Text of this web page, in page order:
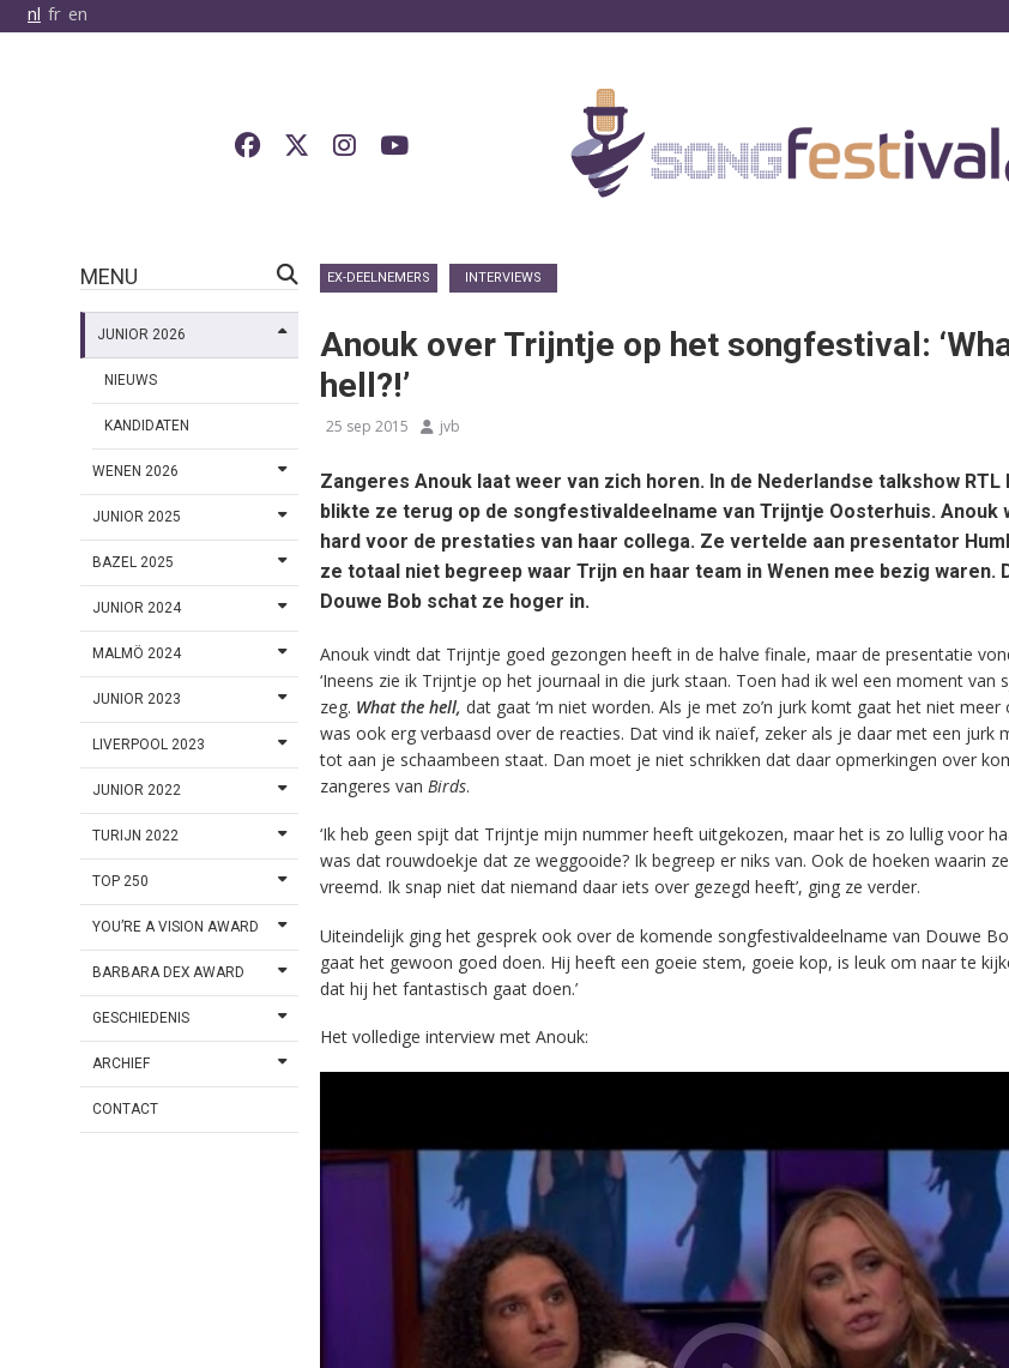
nl fr en
MENU
JUNIOR 2026
NIEUWS
KANDIDATEN
WENEN 2026
JUNIOR 2025
BAZEL 2025
JUNIOR 2024
MALMÖ 2024
JUNIOR 2023
LIVERPOOL 2023
JUNIOR 2022
TURIJN 2022
TOP 250
YOU’RE A VISION AWARD
BARBARA DEX AWARD
GESCHIEDENIS
ARCHIEF
CONTACT
EX-DEELNEMERS INTERVIEWS
Anouk over Trijntje op het songfestival:
hell?!’
25 sep 2015 jvb
Zangeres Anouk laat weer van zich horen. In de Nederlandse talkshow RTL
blikte ze terug op de songfestivaldeelname van Trijntje Oosterhuis. Anouk
hard voor de prestaties van haar collega. Ze vertelde aan presentator
ze totaal niet begreep waar Trijn en haar team in Wenen mee bezig waren.
Douwe Bob schat ze hoger in.
Anouk vindt dat Trijntje goed gezongen heeft in de halve finale, maar de presentatie
‘Ineens zie ik Trijntje op het journaal in die jurk staan. Toen had ik wel een moment van
zeg. What the hell, dat gaat ‘m niet worden. Als je met zo’n jurk komt gaat het niet meer
was ook erg verbaasd over de reacties. Dat vind ik naïef, zeker als je daar met een jurk
tot aan je schaambeen staat. Dan moet je niet schrikken dat daar opmerkingen over
zangeres van Birds.
‘Ik heb geen spijt dat Trijntje mijn nummer heeft uitgekozen, maar het is zo lullig voor
was dat rouwdoekje dat ze weggooide? Ik begreep er niks van. Ook de hoeken waarin
vreemd. Ik snap niet dat niemand daar iets over gezegd heeft’, ging ze verder.
Uiteindelijk ging het gesprek ook over de komende songfestivaldeelname van Douwe
gaat het gewoon goed doen. Hij heeft een goeie stem, goeie kop, is leuk om naar te
dat hij het fantastisch gaat doen.’
Het volledige interview met Anouk: